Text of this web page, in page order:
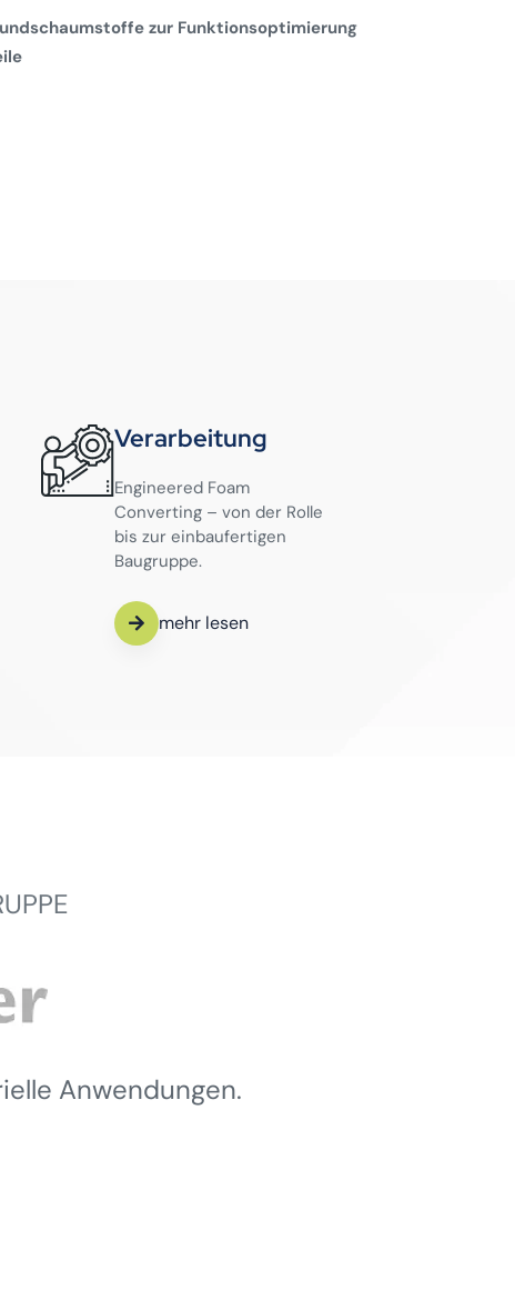
zur Funktionsoptimierung
Verarbeitung
Engineered Foam
Converting – von der Rolle
bis zur einbaufertigen
Baugruppe.
mehr lesen
Anwendungen.